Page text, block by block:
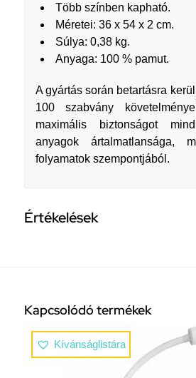
Több színben kapható.
Méretei: 36 x 54 x 2 cm.
Súlya: 0,38 kg.
Anyaga: 100 % pamut.
A gyártás során betartásra
100 szabvány
maximális biztonságot
anyagok ártalmatlansága,
folyamatok szempontjából.
Értékelések
Kapcsolódó termékek
Kívánságlistára